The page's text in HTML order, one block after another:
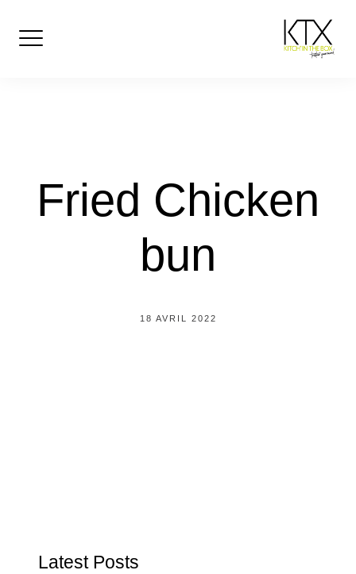
Fried Chicken
bun
18 AVRIL 2022
Latest Posts